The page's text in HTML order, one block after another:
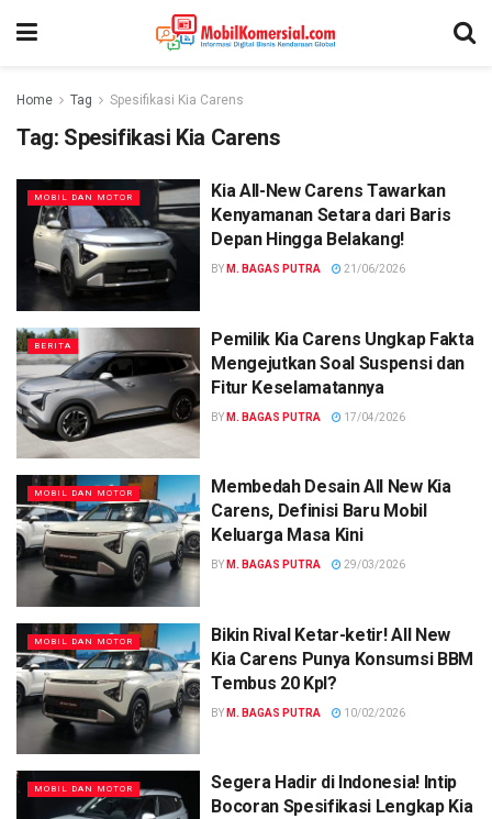
Home Tag Spesifikasi Kia Carens
Tag: Spesifikasi Kia Carens
MOBIL DAN MOTOR
Kia All-New Carens Tawarkan
Kenyamanan Setara dari Baris
Depan Hingga Belakang!
BY M. BAGAS PUTRA 21/06/2026
BERITA
Pemilik Kia Carens Ungkap Fakta
Mengejutkan Soal Suspensi dan
Fitur Keselamatannya
BY M. BAGAS PUTRA 17/04/2026
MOBIL DAN MOTOR
Membedah Desain All New Kia
Carens, Definisi Baru Mobil
Keluarga Masa Kini
BY M. BAGAS PUTRA 29/03/2026
MOBIL DAN MOTOR
Bikin Rival Ketar-ketir! All New
Kia Carens Punya Konsumsi BBM
Tembus 20 Kpl?
BY M. BAGAS PUTRA 10/02/2026
MOBIL DAN MOTOR
Segera Hadir di Indonesia! Intip
Bocoran Spesifikasi Lengkap Kia